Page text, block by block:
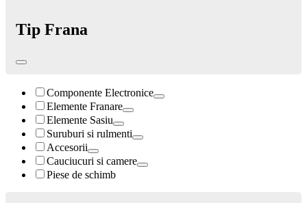
Tip Frana
Componente Electronice
Elemente Franare
Elemente Sasiu
Suruburi si rulmenti
Accesorii
Cauciucuri si camere
Piese de schimb